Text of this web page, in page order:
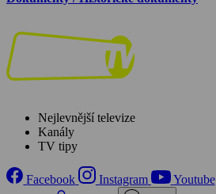
Nejlevnější televize
Kanály
TV tipy
Facebook Instagram
Youtube